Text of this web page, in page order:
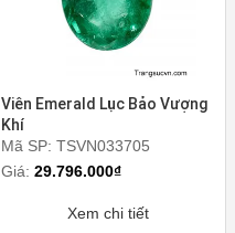
Viên Emerald Lục Bảo Vượng
Khí
Mã SP: TSVN033705
Giá:29.796.000₫
Xem chi tiết